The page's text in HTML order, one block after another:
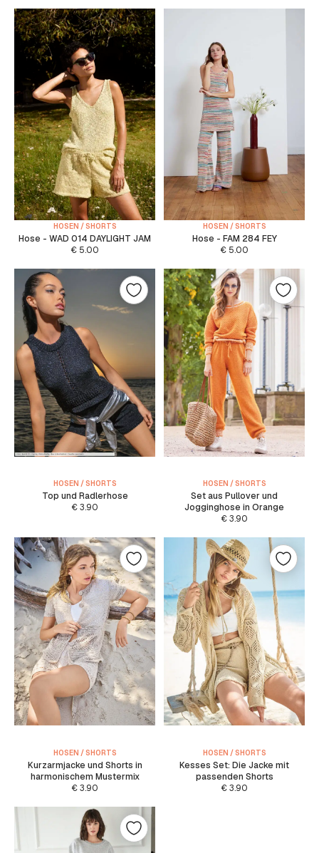
HOSEN / SHORTS
Hose - WAD 014 DAYLIGHT JAM
€ 5.00
HOSEN / SHORTS
Hose - FAM 284 FEY
€ 5.00
HOSEN / SHORTS
Top und Radlerhose
€3.90
HOSEN / SHORTS
Set aus Pullover und
Jogginghose in Orange
€3.90
HOSEN / SHORTS
Kurzarmjacke und Shorts in
harmonischem Mustermix
€3.90
HOSEN / SHORTS
Kesses Set: Die Jacke mit
passenden Shorts
€3.90